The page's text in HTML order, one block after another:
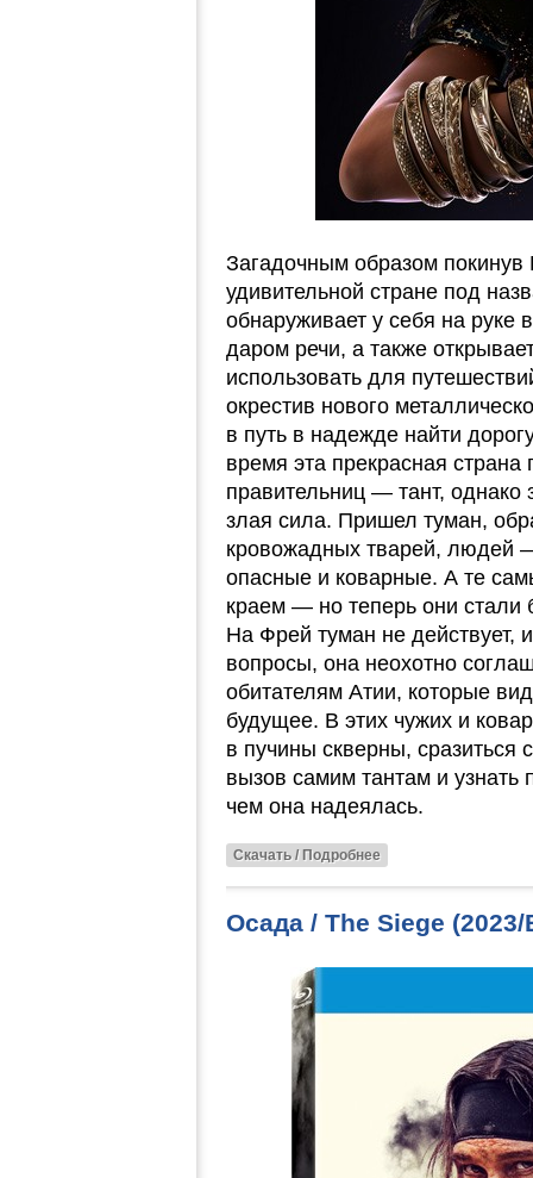
Загадочным образом
удивительной стране под
обнаруживает у себя на
даром речи, а также
использовать для
окрестив нового
в путь в надежде найти
время эта прекрасная
правительниц — тант, однако
злая сила. Пришел туман,
кровожадных тварей,
опасные и коварные. А те
краем — но теперь они стали
На Фрей туман не действует,
вопросы, она неохотно
обитателям Атии, которые
будущее. В этих чужих и
в пучины скверны,
вызов самим тантам и узнать
чем она надеялась.
Скачать / Подробнее
Осада / The Siege (2023/